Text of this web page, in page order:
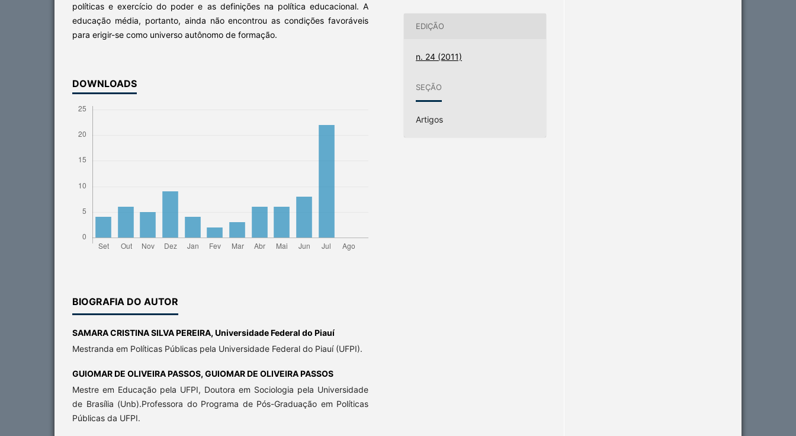
políticas e exercício do poder e as definições na política educacional. A
educação média, portanto, ainda não encontrou as condições favoráveis
para erigir-se como universo autônomo de formação.
DOWNLOADS
BIOGRAFIA DO AUTOR
SAMARA CRISTINA SILVA PEREIRA, Universidade Federal do Piauí
Mestranda em Políticas Públicas pela Universidade Federal do Piauí (UFPI).
GUIOMAR DE OLIVEIRA PASSOS, GUIOMAR DE OLIVEIRA PASSOS
Mestre em Educação pela UFPI, Doutora em Sociologia pela Universidade
de Brasília (Unb).Professora do Programa de Pós-Graduação em Políticas
Públicas da UFPI.
EDIÇÃO
n. 24 (2011)
SEÇÃO
Artigos